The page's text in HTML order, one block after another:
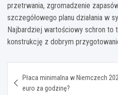
przetrwania, zgromadzenie
szczegółowego planu działania w
Najbardziej wartościowy schron to
konstrukcję z dobrym
wpisu
Płaca minimalna w Niemczech
euro za godzinę?